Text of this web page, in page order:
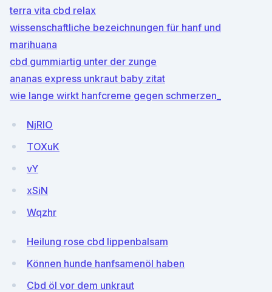
terra vita cbd relax
wissenschaftliche bezeichnungen für hanf und
marihuana
cbd gummiartig unter der zunge
ananas express unkraut baby zitat
wie lange wirkt hanfcreme gegen schmerzen_
NjRIO
TOXuK
vY
xSiN
Wqzhr
Heilung rose cbd lippenbalsam
Können hunde hanfsamenöl haben
Cbd öl vor dem unkraut